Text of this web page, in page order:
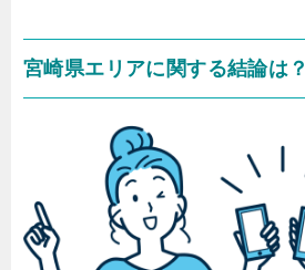
宮崎県エリアに関する結論は？